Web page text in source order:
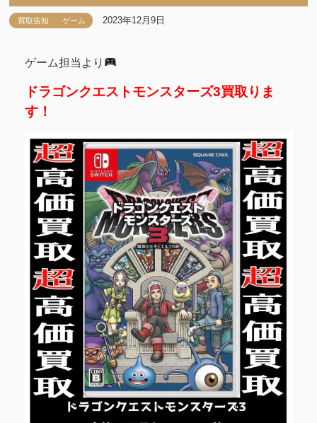
買取告知 ゲーム 2023年12月9日
ゲーム担当より
ドラゴンクエストモンスターズ3買取りま
す！